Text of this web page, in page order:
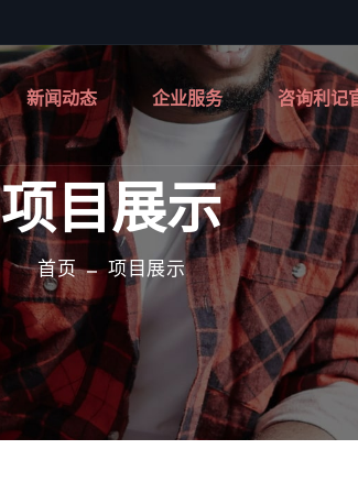
新闻动态 企业服务 咨询利记
项目展示
首页 项目展示